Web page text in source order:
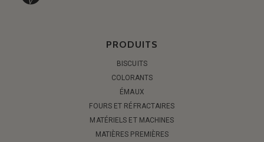
PRODUITS
BISCUITS
COLORANTS
ÉMAUX
FOURS ET RÉFRACTAIRES
MATÉRIELS ET MACHINES
MATIÈRES PREMIÈRES